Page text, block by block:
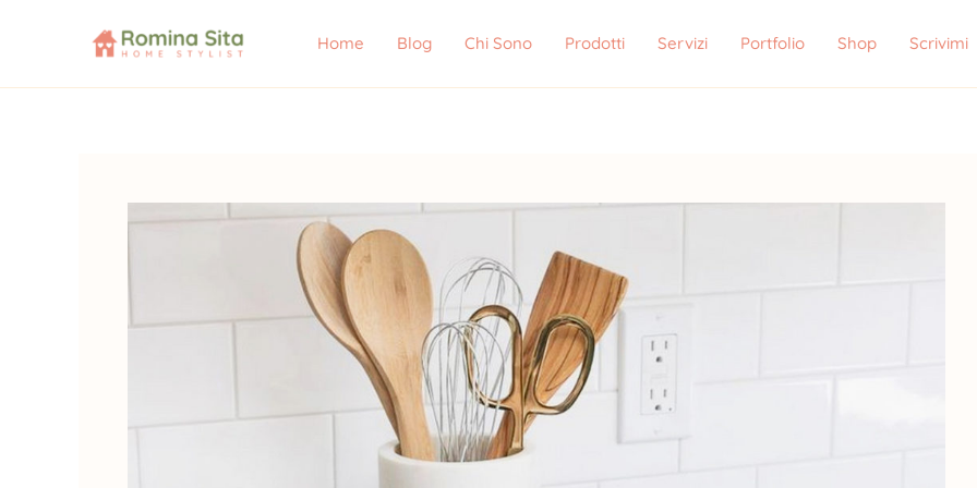
Home Blog Chi Sono Prodotti Servizi Portfolio Shop Scrivimi